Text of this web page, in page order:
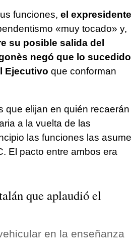
funciones, el expresidente
«muy tocado» y,
su posible salida del
negó que lo sucedido
Ejecutivo que conforman
que elijan en quién recaerán
a la vuelta de las
las funciones las asume
El pacto entre ambos era
que aplaudió el
en la enseñanza